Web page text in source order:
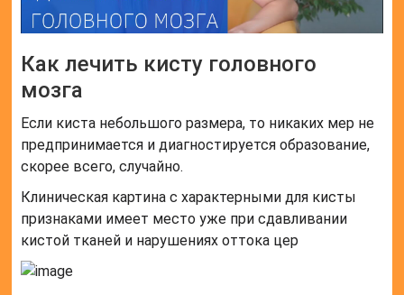
Как лечить кисту головного
мозга
Если киста небольшого размера, то никаких мер не
предпринимается и диагностируется образование,
скорее всего, случайно.
Клиническая картина с характерными для кисты
признаками имеет место уже при сдавливании
кистой тканей и нарушениях оттока цер